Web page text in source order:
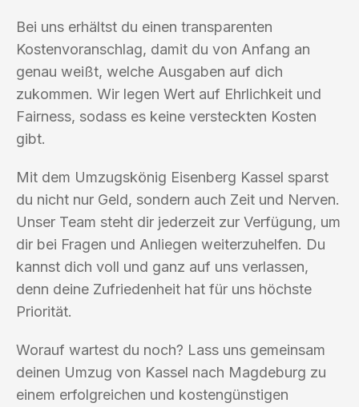
Bei uns erhältst du einen transparenten
Kostenvoranschlag, damit du von Anfang an
genau weißt, welche Ausgaben auf dich
zukommen. Wir legen Wert auf Ehrlichkeit und
Fairness, sodass es keine versteckten Kosten
gibt.
Mit dem Umzugskönig Eisenberg Kassel sparst
du nicht nur Geld, sondern auch Zeit und Nerven.
Unser Team steht dir jederzeit zur Verfügung, um
dir bei Fragen und Anliegen weiterzuhelfen. Du
kannst dich voll und ganz auf uns verlassen,
denn deine Zufriedenheit hat für uns höchste
Priorität.
Worauf wartest du noch? Lass uns gemeinsam
deinen Umzug von Kassel nach Magdeburg zu
einem erfolgreichen und kostengünstigen